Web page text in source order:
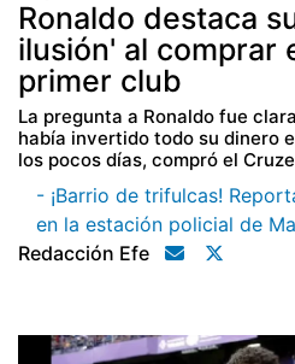
Ronaldo destaca
ilusión' al comprar
primer club
La pregunta a Ronaldo fue
había invertido todo su dinero
los pocos días, compró el
- ¡Barrio de trifulcas!
en la estación policial de
Redacción Efe